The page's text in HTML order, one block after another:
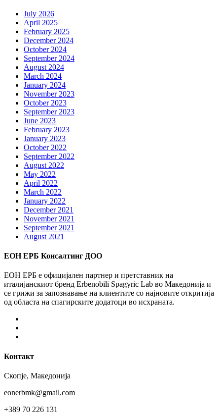
July 2026
April 2025
February 2025
December 2024
October 2024
September 2024
August 2024
March 2024
January 2024
November 2023
October 2023
September 2023
June 2023
February 2023
January 2023
October 2022
September 2022
August 2022
May 2022
April 2022
March 2022
January 2022
December 2021
November 2021
September 2021
August 2021
ЕОН ЕРБ Консалтинг ДОО
ЕОН ЕРБ е официјален партнер и претставник на
италијанскиот бренд Erbenobili Spagyric Lab во Македонија и
се грижи за запознавање на клиентите со најновите откритија
од областа на спагирските додатоци во исхраната.
Контакт
Скопје, Македонија
eonerbmk@gmail.com
+389 70 226 131